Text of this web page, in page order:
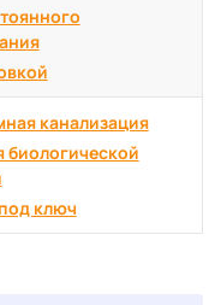
канализация
биологической
ключ